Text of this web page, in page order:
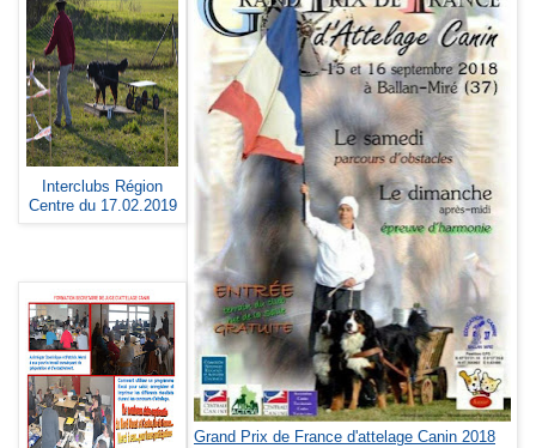
Grand Prix de France d'attelage Canin 2018
Interclubs Région
Centre du 17.02.2019